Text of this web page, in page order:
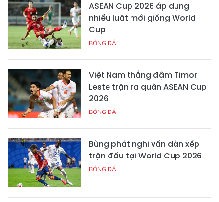
ASEAN Cup 2026 áp dụng
nhiều luật mới giống World
Cup
BÓNG ĐÁ
Việt Nam thắng đậm Timor
Leste trận ra quân ASEAN Cup
2026
BÓNG ĐÁ
Bùng phát nghi vấn dàn xếp
trận đấu tại World Cup 2026
BÓNG ĐÁ